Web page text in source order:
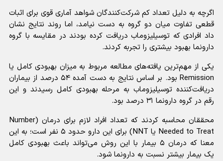
اگرچه به دلیل تعداد کم شرکت‌کنندگان شواهد آماری قوی برای اثبات
قطعی تفاوت میان دو گروه به دست نیامد، اما روند نتایج نشان
داد افرادی که توسیلیزوماب دریافت کرده بودند در مقایسه با گروه
دارونما بهبود بیشتری را تجربه کردند.
یکی از مهم‌ترین یافته‌های مطالعه مربوط به میزان بهبودی کامل یا
Remission بود. بر اساس نتایج به دست آمده ۵۴ درصد از بیماران
دریافت‌کننده توسیلیزوماب به مرحله بهبودی کامل رسیدند و این
رقم در گروه دارونما ۳۱ درصد بود.
محققان محاسبه کردند که تعداد افراد لازم برای درمان (Number
Needed to Treat یا NNT) برای این دارو حدود ۵ نفر است؛ به این
معنا که درمان ۵ بیمار با این روش می‌تواند باعث بهبودی کامل
یک بیمار بیشتر نسبت به دارونما شود.